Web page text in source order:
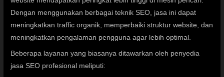
Dengan menggunakan berbagai teknik SEO, jasa ini dapat
meningkatkan traffic organik, memperbaiki struktur website, dan
meningkatkan pengalaman pengguna agar lebih optimal.
Beberapa layanan yang biasanya ditawarkan oleh penyedia
jasa SEO profesional meliputi: